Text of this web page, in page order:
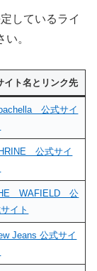
しているライ
。
イト名とリンク先
公式サイ
公式サイ
WAFIELD 公
イト
Jeans 公式サイ